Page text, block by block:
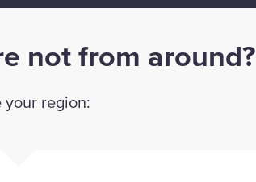
op
not from around?
your region: